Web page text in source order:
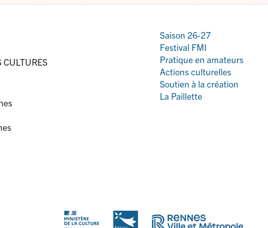
CULTURES
Saison 26-27
Festival FMI
Pratique en amateurs
Actions culturelles
Soutien à la création
La Paillette